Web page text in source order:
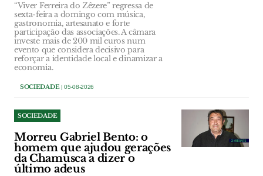
“Viver Ferreira do Zêzere” regressa de
sexta-feira a domingo com música,
gastronomia, artesanato e forte
participação das associações. A câmara
investe mais de 200 mil euros num
evento que considera decisivo para
reforçar a identidade local e dinamizar a
economia.
SOCIEDADE| 05-08-2026
SOCIEDADE
Morreu Gabriel Bento: o
homem que ajudou gerações
da Chamusca a dizer o
último adeus